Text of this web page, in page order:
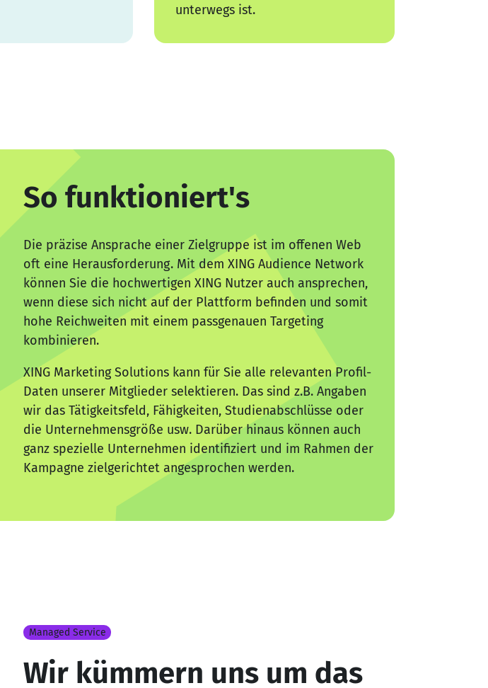
unterwegs ist.
So funktioniert's
Die präzise Ansprache einer Zielgruppe ist im offenen Web
oft eine Herausforderung. Mit dem XING Audience Network
können Sie die hochwertigen XING Nutzer auch ansprechen,
wenn diese sich nicht auf der Plattform befinden und somit
hohe Reichweiten mit einem passgenauen Targeting
kombinieren.
XING Marketing Solutions kann für Sie alle relevanten Profil-
Daten unserer Mitglieder selektieren. Das sind z.B. Angaben
wir das Tätigkeitsfeld, Fähigkeiten, Studienabschlüsse oder
die Unternehmensgröße usw. Darüber hinaus können auch
ganz spezielle Unternehmen identifiziert und im Rahmen der
Kampagne zielgerichtet angesprochen werden.
Managed Service
Wir kümmern uns um das